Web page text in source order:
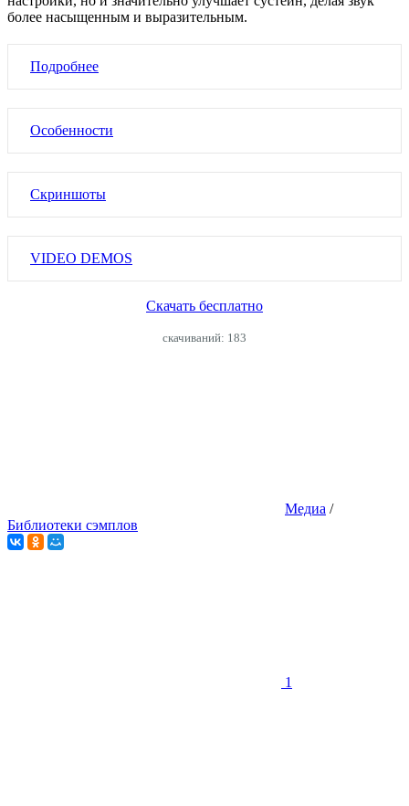
более насыщенным и выразительным.
Подробнее
Особенности
Скриншоты
VIDEO DEMOS
Скачать бесплатно
cкачиваний: 183
Медиа /
Библиотеки сэмплов
1